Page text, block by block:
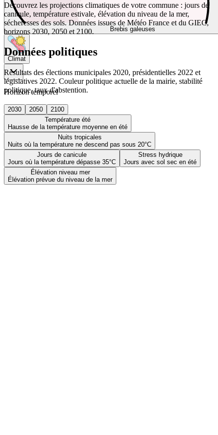
Brebis galeuses
Climat
Horizon temporel
2030 2050
2100
Température été
Hausse de la température moyenne en été
Nuits tropicales
Nuits où la température ne descend pas sous 20°C
Jours de canicule
Jours où la température dépasse 35°C
Stress hydrique
Jours avec sol sec en été
Élévation niveau mer
Élévation prévue du niveau de la mer
Découvrez les projections climatiques de votre commune : jours de
canicule, température estivale, élévation du niveau de la mer,
sécheresses des sols. Données issues de Météo France et du GIEC,
horizons 2030, 2050 et 2100.
Données politiques
Résultats des élections municipales 2020, présidentielles 2022 et
législatives 2022. Couleur politique actuelle de la mairie, stabilité
politique, taux d'abstention.